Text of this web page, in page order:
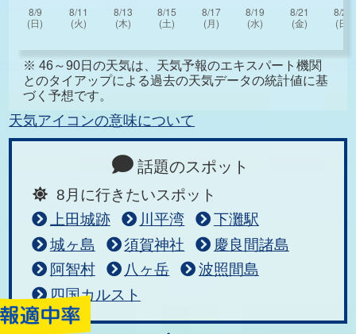
※ 46～90日の天気は、天気予報のエキスパート機関
とのタイアップによる過去の天気データの統計値に基
づく予想です。
天気アイコンの意味について
話題のスポット
8月に行きたいスポット
上田城跡
川平湾
下灘駅
城ヶ島
須賀神社
慶良間諸島
阿智村
八ヶ岳
波照間島
四国カルスト